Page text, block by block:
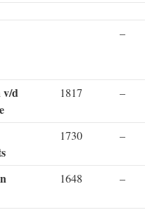
–
v/d
1817 –
1730 –
1648 –